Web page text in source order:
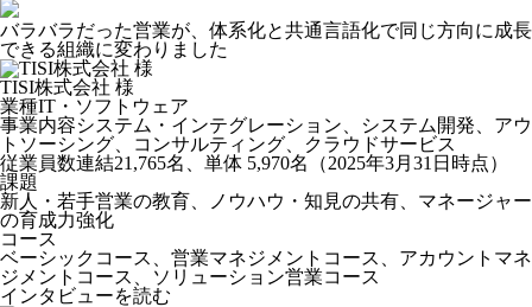
バラバラだった営業が、体系化と共通言語化で同じ方向に成長
できる組織に変わりました
TISI株式会社 様
業種IT・ソフトウェア
事業内容システム・インテグレーション、システム開発、アウ
トソーシング、コンサルティング、クラウドサービス
従業員数連結21,765名、単体 5,970名（2025年3月31日時点）
課題
新人・若手営業の教育、ノウハウ・知見の共有、マネージャー
の育成力強化
コース
ベーシックコース、営業マネジメントコース、アカウントマネ
ジメントコース、ソリューション営業コース
インタビューを読む